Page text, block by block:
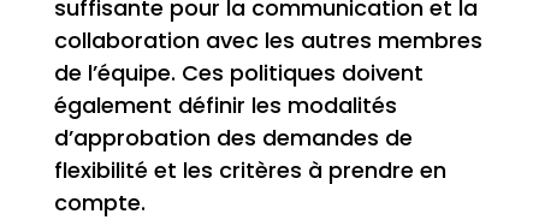
suffisante pour la communication et la
collaboration avec les autres membres
de l’équipe. Ces politiques doivent
également définir les modalités
d’approbation des demandes de
flexibilité et les critères à prendre en
compte.